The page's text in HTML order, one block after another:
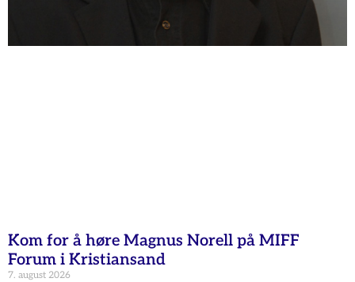
Kom for å høre Magnus Norell på MIFF
Forum i Kristiansand
7. august 2026